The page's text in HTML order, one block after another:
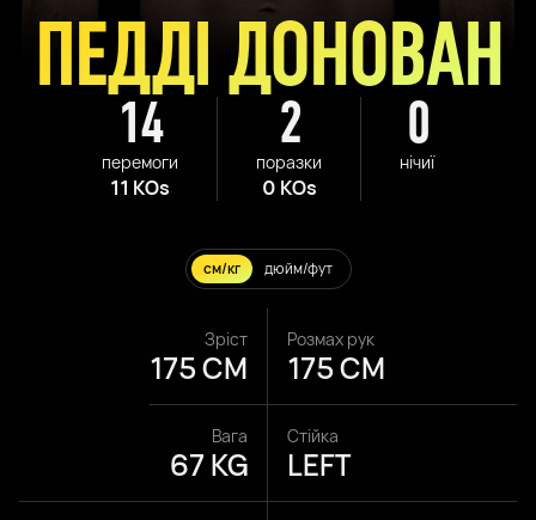
14
перемоги
11 KOs
2
поразки
0 KOs
0
нічиї
ПЕДДІ ДОНОВАН
см/кг дюйм/фут
Зріст
175 CM
Розмах рук
175 CM
Вага
67 KG
Стійка
LEFT